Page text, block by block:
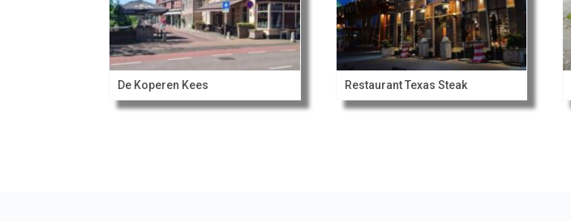
De Koperen Kees Restaurant Texas Steak